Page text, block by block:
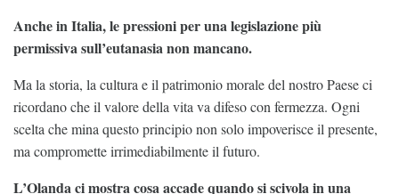
Anche in Italia, le pressioni per una legislazione più
permissiva sull’eutanasia non mancano.
Ma la storia, la cultura e il patrimonio morale del nostro Paese ci
ricordano che il valore della vita va difeso con fermezza. Ogni
scelta che mina questo principio non solo impoverisce il presente,
ma compromette irrimediabilmente il futuro.
L’Olanda ci mostra cosa accade quando si scivola in una